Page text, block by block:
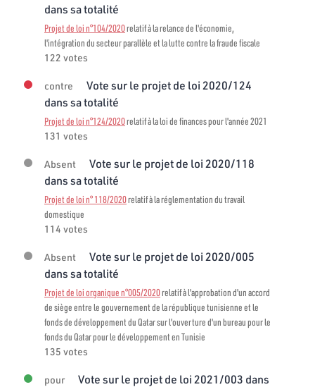
dans sa totalité
Projet de loi n°104/2020relatif à la relance de l'économie,
l'intégration du secteur parallèle et la lutte contre la fraude fiscale
122 votes
contre
Vote sur le projet de loi 2020/124
dans sa totalité
Projet de loi n°124/2020relatif à la loi de finances pour l'année 2021
131 votes
Absent
Vote sur le projet de loi 2020/118
dans sa totalité
Projet de loi n° 118/2020relatif à la réglementation du travail
domestique
114 votes
Absent
Vote sur le projet de loi 2020/005
dans sa totalité
Projet de loi organique n°005/2020relatif à l'approbation d'un accord
de siège entre le gouvernement de la république tunisienne et le
fonds de développement du Qatar sur l'ouverture d'un bureau pour le
fonds du Qatar pour le développement en Tunisie
135 votes
pour
Vote sur le projet de loi 2021/003 dans